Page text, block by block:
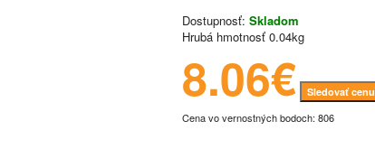
Dostupnosť: Skladom
Hrubá hmotnosť 0.04kg
8.06€ Sledovať cenu
Cena vo vernostných bodoch: 806